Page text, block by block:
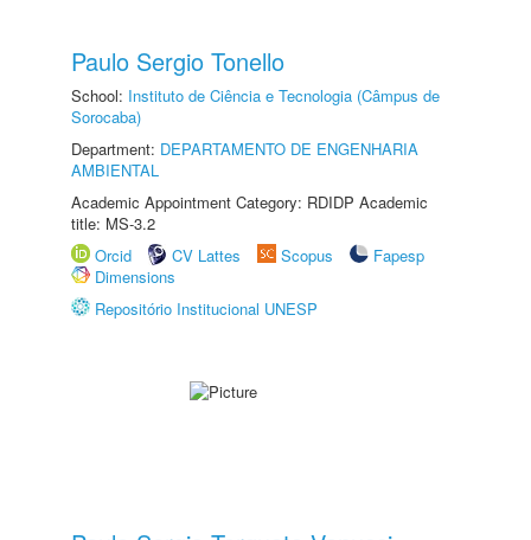
Paulo Sergio Tonello
School: Instituto de Ciência e Tecnologia (Câmpus de
Sorocaba)
Department: DEPARTAMENTO DE ENGENHARIA
AMBIENTAL
Academic Appointment Category: RDIDP Academic
title: MS-3.2
Orcid
CV Lattes Scopus
Fapesp
Dimensions
Repositório Institucional UNESP